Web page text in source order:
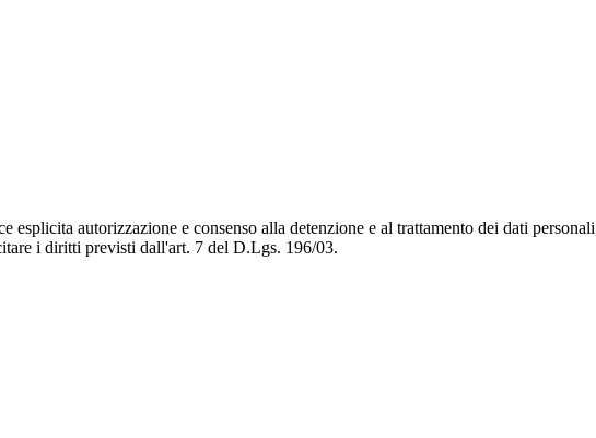
autorizzazione e consenso alla detenzione e al trattamento dei dati
i diritti previsti dall'art. 7 del D.Lgs. 196/03.